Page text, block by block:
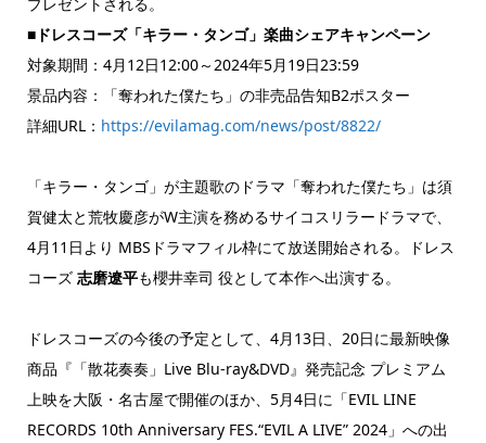
■ドレスコーズ「キラー・タンゴ」楽曲シェアキャンペーン
対象期間：4月12日12:00～2024年5月19日23:59
景品内容：「奪われた僕たち」の非売品告知B2ポスター
詳細URL： https://evilamag.com/news/post/8822/
「キラー・タンゴ」が主題歌のドラマ「奪われた僕たち」は須
賀健太と荒牧慶彦がW主演を務めるサイコスリラードラマで、
4月11日より MBSドラマフィル枠にて放送開始される。ドレス
コーズ 志磨遼平も櫻井幸司 役として本作へ出演する。
ドレスコーズの今後の予定として、4月13日、20日に最新映像
商品『「散花奏奏」Live Blu-ray&DVD』発売記念 プレミアム
上映を大阪・名古屋で開催のほか、5月4日に「EVIL LINE
RECORDS 10th Anniversary FES.“EVIL A LIVE” 2024」への出